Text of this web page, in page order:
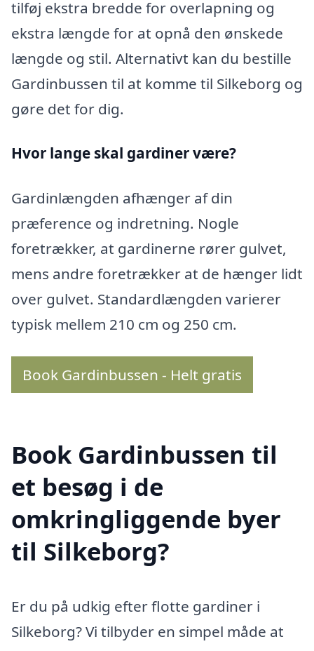
tilføj ekstra bredde for overlapning og
ekstra længde for at opnå den ønskede
længde og stil. Alternativt kan du bestille
Gardinbussen til at komme til Silkeborg og
gøre det for dig.
Hvor lange skal gardiner være?
Gardinlængden afhænger af din
præference og indretning. Nogle
foretrækker, at gardinerne rører gulvet,
mens andre foretrækker at de hænger lidt
over gulvet. Standardlængden varierer
typisk mellem 210 cm og 250 cm.
Book Gardinbussen - Helt gratis
Book Gardinbussen til
et besøg i de
omkringliggende byer
til Silkeborg?
Er du på udkig efter flotte gardiner i
Silkeborg? Vi tilbyder en simpel måde at